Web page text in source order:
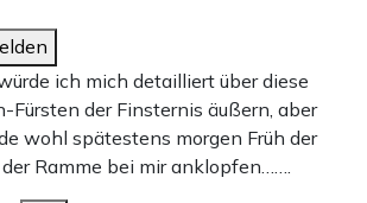
ich mich detailliert über diese
Fürsten der Finsternis äußern, aber
wohl spätestens morgen Früh der
Ramme bei mir anklopfen…….